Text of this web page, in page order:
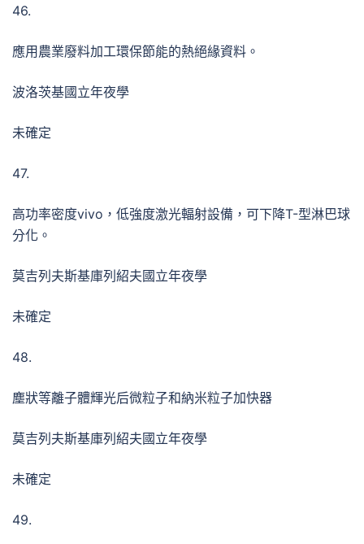
46.
應用農業廢料加工環保節能的熱絕緣資料。
波洛茨基國立年夜學
未確定
47.
高功率密度vivo，低強度激光輻射設備，可下降T-型淋巴球
分化。
莫吉列夫斯基庫列紹夫國立年夜學
未確定
48.
塵狀等離子體輝光后微粒子和納米粒子加快器
莫吉列夫斯基庫列紹夫國立年夜學
未確定
49.